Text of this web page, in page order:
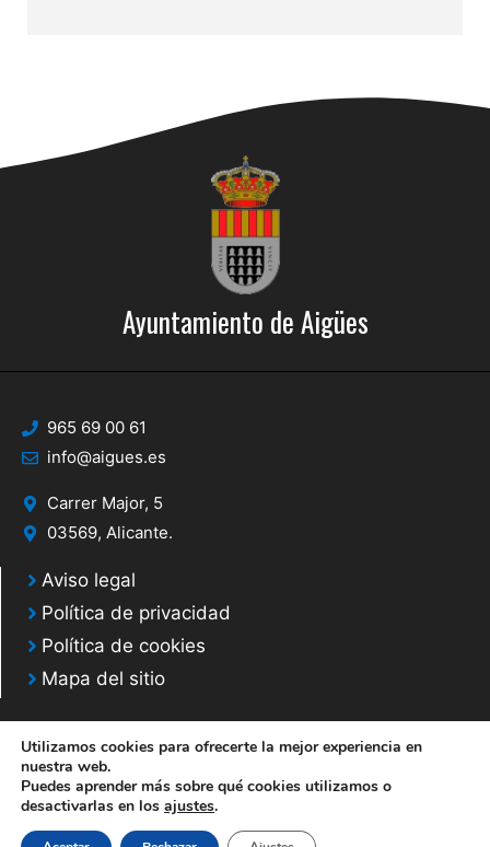
Ayuntamiento de Aigües
965 69 00 61
info@aigues.es
Carrer Major, 5
03569, Alicante.
Aviso legal
Política de privacidad
Política de cookies
Mapa del sitio
© 2020 Web desarrollada por el Servicio de Informática de Diputación de
Utilizamos cookies para ofrecerte la mejor experiencia en
nuestra web.
Puedes aprender más sobre qué cookies utilizamos o
desactivarlas en los ajustes.